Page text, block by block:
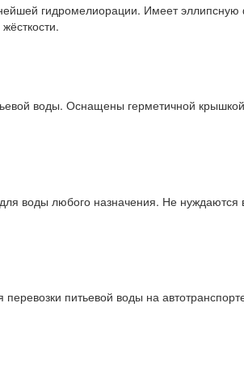
гидромелиорации. Имеет
воды. Оснащены герметичной
воды любого назначения. Не нуждаются
питьевой воды на